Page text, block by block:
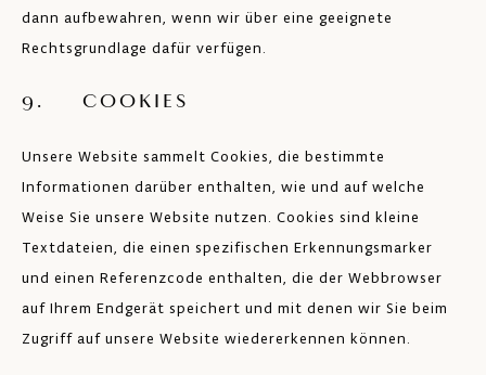
dann aufbewahren, wenn wir über eine geeignete
Rechtsgrundlage dafür verfügen.
9. COOKIES
Unsere Website sammelt Cookies, die bestimmte
Informationen darüber enthalten, wie und auf welche
Weise Sie unsere Website nutzen. Cookies sind kleine
Textdateien, die einen spezifischen Erkennungsmarker
und einen Referenzcode enthalten, die der Webbrowser
auf Ihrem Endgerät speichert und mit denen wir Sie beim
Zugriff auf unsere Website wiedererkennen können.